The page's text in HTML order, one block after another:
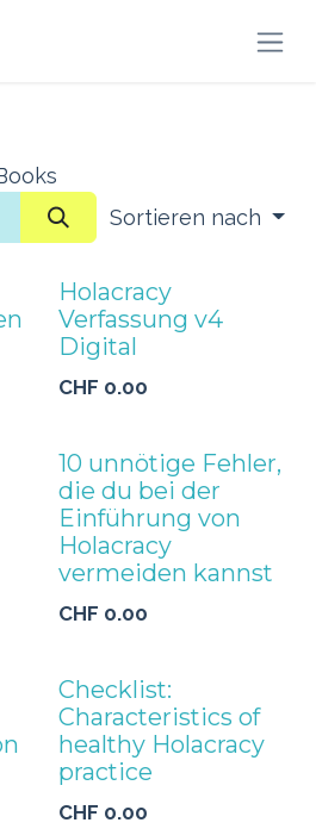
Sortieren nach
Holacracy
Verfassung v4
Digital
CHF 0.00
10 unnötige Fehler,
die du bei der
Einführung von
Holacracy
vermeiden kannst
CHF 0.00
Checklist:
Characteristics of
healthy Holacracy
practice
CHF 0.00